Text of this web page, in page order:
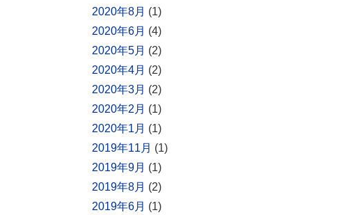
2020年8月 (1)
2020年6月 (4)
2020年5月 (2)
2020年4月 (2)
2020年3月 (2)
2020年2月 (1)
2020年1月 (1)
2019年11月 (1)
2019年9月 (1)
2019年8月 (2)
2019年6月 (1)